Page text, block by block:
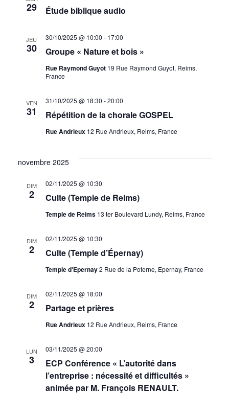
29 Étude biblique audio
JEU
30 Groupe « Nature et bois »
30/10/2025 @ 10:00 - 17:00
Rue Raymond Guyot 19 Rue Raymond Guyot, Reims,
France
VEN
31 Répétition de la chorale GOSPEL
31/10/2025 @ 18:30 -20:00
Rue Andrieux 12 Rue Andrieux, Reims, France
novembre 2025
DIM
2 Culte (Temple de Reims)
02/11/2025 @ 10:30
Temple de Reims 13 ter Boulevard Lundy, Reims, France
DIM
2 Culte (Temple d’Épernay)
02/11/2025 @ 10:30
Temple d'Epernay2 Rue de la Poterne, Epernay, France
DIM
2 Partage et prières
02/11/2025 @ 18:00
Rue Andrieux 12 Rue Andrieux, Reims, France
LUN
3
ECP Conférence « L’autorité dans
l’entreprise : nécessité et difficultés »
animée par M. François RENAULT.
03/11/2025 @ 20:00